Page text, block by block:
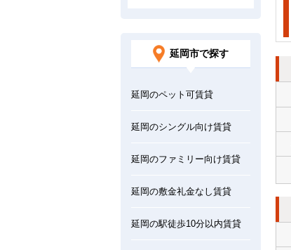
延岡市で探す
延岡のペット可賃貸
延岡のシングル向け賃貸
延岡のファミリー向け賃貸
延岡の敷金礼金なし賃貸
延岡の駅徒歩10分以内賃貸